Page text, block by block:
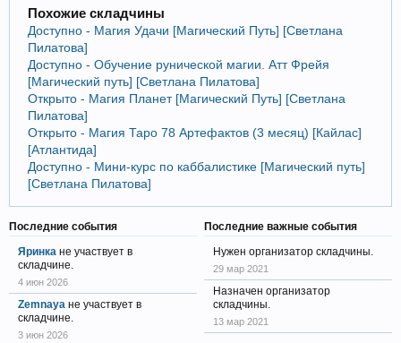
Похожие складчины
Доступно - Магия Удачи [Магический Путь] [Светлана
Пилатова]
Доступно - Обучение рунической магии. Атт Фрейя
[Магический путь] [Светлана Пилатова]
Открыто - Магия Планет [Магический Путь] [Светлана
Пилатова]
Открыто - Магия Таро 78 Артефактов (3 месяц) [Кайлас]
[Атлантида]
Доступно - Мини-курс по каббалистике [Магический путь]
[Светлана Пилатова]
Последние события
Яринка не участвует в
складчине.
4 июн 2026
Zemnaya не участвует в
складчине.
3 июн 2026
Последние важные события
Нужен организатор складчины.
29 мар 2021
Назначен организатор
складчины.
13 мар 2021